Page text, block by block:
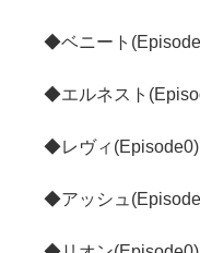
◆ベニート
◆エルネスト
◆レヴィ(Episode0)
◆アッシュ